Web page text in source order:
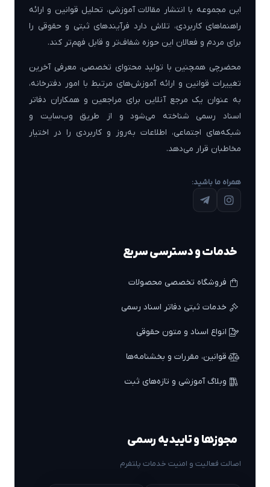
این مجموعه با انتشار مقالات آموزشی، تحلیل قوانین و ارائه
راهنماهای کاربردی، تلاش دارد فرآیندهای ثبتی و حقوقی را
برای مردم و فعالان این حوزه شفاف‌تر و قابل فهم‌تر کند.
محضرچی همچنین با تولید محتوای تخصصی، معرفی آخرین
تغییرات قوانین و ارائه آموزش‌های مرتبط با امور دفترخانه،
به عنوان یک مرجع آنلاین برای مراجعین و همکاران دفاتر
اسناد رسمی شناخته می‌شود و از طریق وب‌سایت و
شبکه‌های اجتماعی، اطلاعات به‌روز و کاربردی را در اختیار
مخاطبان قرار می‌دهد.
همراه ما باشید:
خدمات و دسترسی سریع
فروشگاه تخصصی محصولات
خدمات ثبتی دفاتر اسناد رسمی
انواع اسناد و متون حقوقی
قوانین، مقررات و بخشنامه‌ها
وبلاگ آموزشی و تازه‌های ثبت
مجوزها و تاییدیه رسمی
اصالت فعالیت و امنیت خدمات پلتفرم